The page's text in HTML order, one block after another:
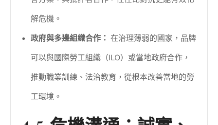
解危機。
政府與多邊組織合作： 在治理薄弱的國家，品牌
可以與國際勞工組織（ILO）或當地政府合作，
推動職業訓練、法治教育，從根本改善當地的勞
工環境。